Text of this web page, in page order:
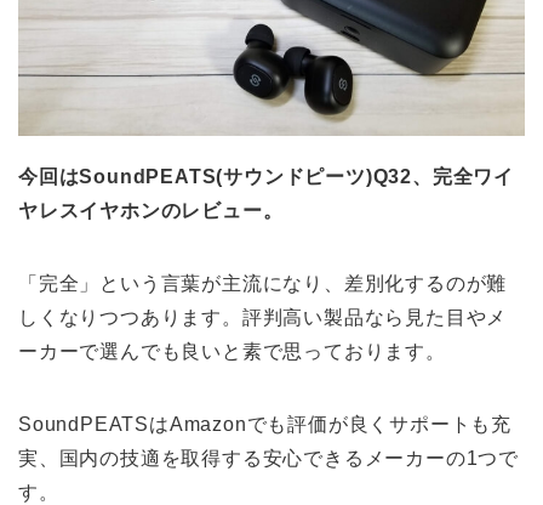
今回はSoundPEATS(サウンドピーツ)Q32、完全ワイ
ヤレスイヤホンのレビュー。
「完全」という言葉が主流になり、差別化するのが難
しくなりつつあります。評判高い製品なら見た目やメ
ーカーで選んでも良いと素で思っております。
SoundPEATSはAmazonでも評価が良くサポートも充
実、国内の技適を取得する安心できるメーカーの1つで
す。